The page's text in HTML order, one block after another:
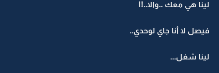
لينا هي معك ..والا..!!
فيصل لا أنا جاي لوحدي..
لينا شغل...